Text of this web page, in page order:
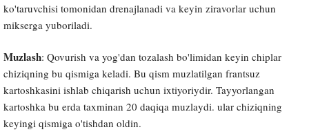
ko'taruvchisi tomonidan drenajlanadi va keyin ziravorlar uchun
mikserga yuboriladi.
Muzlash: Qovurish va yog'dan tozalash bo'limidan keyin chiplar
chiziqning bu qismiga keladi. Bu qism muzlatilgan frantsuz
kartoshkasini ishlab chiqarish uchun ixtiyoriydir. Tayyorlangan
kartoshka bu erda taxminan 20 daqiqa muzlaydi. ular chiziqning
keyingi qismiga o'tishdan oldin.